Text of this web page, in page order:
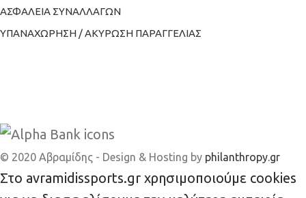
ΑΣΦΑΛΕΙΑ ΣΥΝΑΛΛΑΓΩΝ
ΥΠΑΝΑΧΩΡΗΣΗ / ΑΚΥΡΩΣΗ ΠΑΡΑΓΓΕΛΙΑΣ
© 2020 Αβραμίδης - Design & Hosting by philanthropy.gr
Στο avramidissports.gr χρησιμοποιούμε cookies